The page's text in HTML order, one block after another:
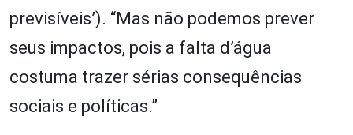
previsíveis’). “Mas não podemos prever
seus impactos, pois a falta d’água
costuma trazer sérias consequências
sociais e políticas.”